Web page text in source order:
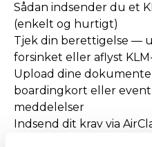
Sådan indsender du et
(enkelt og hurtigt)
Tjek din berettigelse —
forsinket eller aflyst
Upload dine
boardingkort eller
meddelelser
Indsend dit krav via